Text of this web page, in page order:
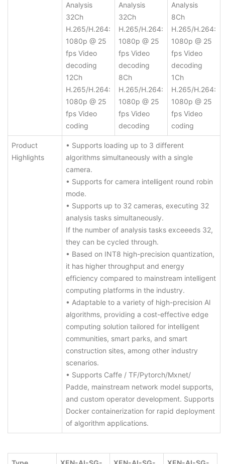
Analysis
32Ch
H.265/H.264:
1080p @ 25
fps Video
decoding
12Ch
H.265/H.264:
1080p @ 25
fps Video
coding
Analysis
32Ch
H.265/H.264:
1080p @ 25
fps Video
decoding
8Ch
H.265/H.264:
1080p @ 25
fps Video
decoding
Analysis
8Ch
H.265/H.264:
1080p @ 25
fps Video
decoding
1Ch
H.265/H.264:
1080p @ 25
fps Video
coding
Product
Highlights
• Supports loading up to 3 different
algorithms simultaneously with a single
camera.
• Supports for camera intelligent round robin
mode.
• Supports up to 32 cameras, executing 32
analysis tasks simultaneously.
If the number of analysis tasks exceeeds 32,
they can be cycled through.
• Based on INT8 high-precision quantization,
it has higher throughput and energy
efficiency compared to mainstream intelligent
computing platforms in the industry.
• Adaptable to a variety of high-precision Al
algorithms, providing a cost-effective edge
computing solution tailored for intelligent
communities, smart parks, and smart
construction sites, among other industry
scenarios.
• Supports Caffe / TF/Pytorch/Mxnet/
Padde, mainstream network model supports,
and custom operator development. Supports
Docker containerization for rapid deployment
of algorithm applications.